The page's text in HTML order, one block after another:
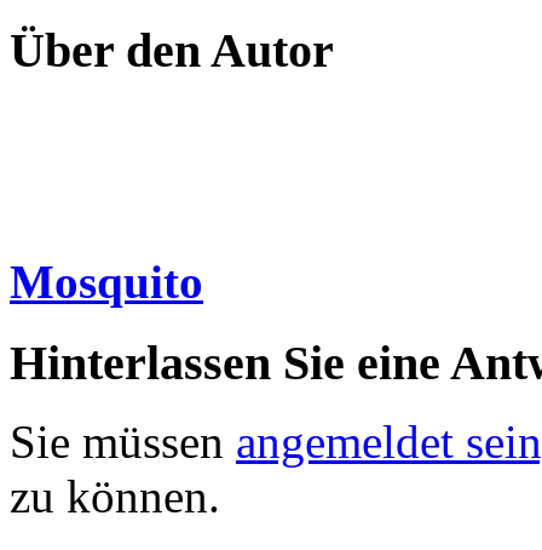
Über den Autor
Mosquito
Hinterlassen Sie eine
Sie müssen angemeldet
zu können.